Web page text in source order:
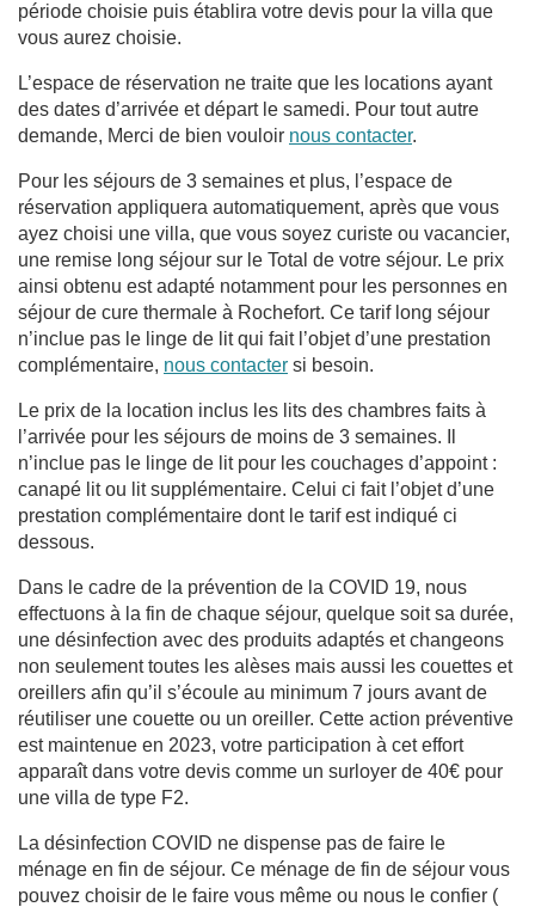
période choisie puis établira votre devis pour la villa que
vous aurez choisie.
L’espace de réservation ne traite que les locations ayant
des dates d’arrivée et départ le samedi. Pour tout autre
demande, Merci de bien vouloir nous contacter.
Pour les séjours de 3 semaines et plus, l’espace de
réservation appliquera automatiquement, après que vous
ayez choisi une villa, que vous soyez curiste ou vacancier,
une remise long séjour sur le Total de votre séjour. Le prix
ainsi obtenu est adapté notamment pour les personnes en
séjour de cure thermale à Rochefort. Ce tarif long séjour
n’inclue pas le linge de lit qui fait l’objet d’une prestation
complémentaire, nous contacter si besoin.
Le prix de la location inclus les lits des chambres faits à
l’arrivée pour les séjours de moins de 3 semaines. Il
n’inclue pas le linge de lit pour les couchages d’appoint :
canapé lit ou lit supplémentaire. Celui ci fait l’objet d’une
prestation complémentaire dont le tarif est indiqué ci
dessous.
Dans le cadre de la prévention de la COVID 19, nous
effectuons à la fin de chaque séjour, quelque soit sa durée,
une désinfection avec des produits adaptés et changeons
non seulement toutes les alèses mais aussi les couettes et
oreillers afin qu’il s’écoule au minimum 7 jours avant de
réutiliser une couette ou un oreiller. Cette action préventive
est maintenue en 2023, votre participation à cet effort
apparaît dans votre devis comme un surloyer de 40€ pour
une villa de type F2.
La désinfection COVID ne dispense pas de faire le
ménage en fin de séjour. Ce ménage de fin de séjour vous
pouvez choisir de le faire vous même ou nous le confier (